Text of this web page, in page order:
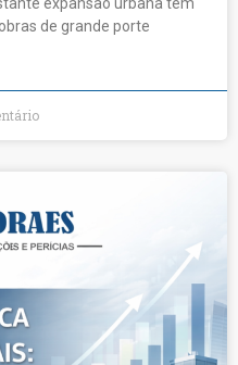
expansão urbana têm
de grande porte